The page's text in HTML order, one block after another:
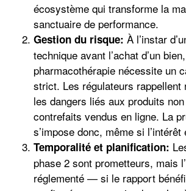
écosystème qui transforme la
sanctuaire de performance.
Gestion du risque: À l’instar
technique avant l’achat d’un
pharmacothérapie nécessite un
strict. Les régulateurs rappellent
les dangers liés aux produits
contrefaits vendus en ligne. La
s’impose donc, même si
Temporalité et planification:
phase 2 sont prometteurs, mais
réglementé — si le rapport